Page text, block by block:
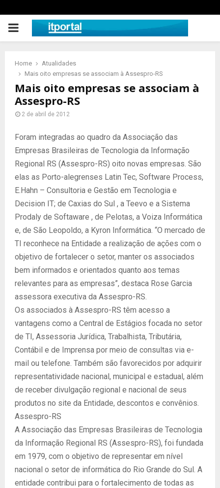
PRIMARY
Home
Atualidades
Mais oito empresas se associam à Assespro-RS
Mais oito empresas se associam à
Assespro-RS
2 de abril de 2012
Foram integradas ao quadro da Associação das
Empresas Brasileiras de Tecnologia da Informação
Regional RS (Assespro-RS) oito novas empresas. São
elas as Porto-alegrenses Latin Tec, Software Process,
E.Hahn – Consultoria e Gestão em Tecnologia e
Decision IT; de Caxias do Sul , a Teevo e a Sistema
Prodaly de Softaware , de Pelotas, a Voiza Informática
e, de São Leopoldo, a Kyron Informática. “O mercado de
TI reconhece na Entidade a realização de ações com o
objetivo de fortalecer o setor, manter os associados
bem informados e orientados quanto aos temas
relevantes para as empresas”, destaca Rose Garcia
assessora executiva da Assespro-RS.
Os associados à Assespro-RS têm acesso a
vantagens como a Central de Estágios focada no setor
de TI, Assessoria Jurídica, Trabalhista, Tributária,
Contábil e de Imprensa por meio de consultas via e-
mail ou telefone. Também são favorecidos por adquirir
representatividade nacional, municipal e estadual, além
de receber divulgação regional e nacional de seus
produtos no site da Entidade, descontos e convênios.
Assespro-RS
A Associação das Empresas Brasileiras de Tecnologia
da Informação Regional RS (Assespro-RS), foi fundada
em 1979, com o objetivo de representar em nível
nacional o setor de informática do Rio Grande do Sul. A
entidade contribui para o fortalecimento de todas as